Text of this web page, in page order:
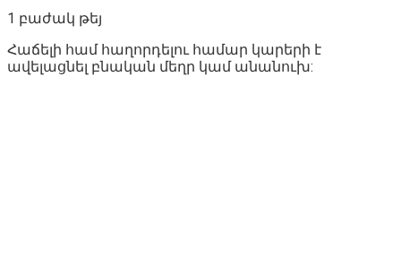
1 բաժակ թեյ
Հաճելի համ հաղորդելու համար կարերի է
ավելացնել բնական մեղր կամ անանուխ: